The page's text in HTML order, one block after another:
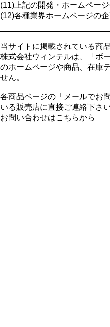
(11)上記の開発・ホームペー
(12)各種業界ホームページの
当サイトに掲載されている商
株式会社ウィンテルは、「ボ
のホームページや商品、在庫
せん。
各商品ページの「メールでお
いる販売店に直接ご連絡下さ
お問い合わせはこちらから